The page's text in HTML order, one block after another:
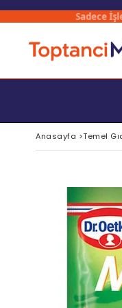
Sadece
Anasayfa >Temel